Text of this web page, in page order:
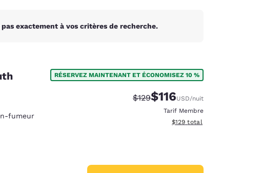
exactement à vos critères de recherche.
fumeur
RÉSERVEZ MAINTENANT ET ÉCONOMISEZ 10 %
Tarif barré :
$129Tarif réduit :
$116USD/nuit
Tarif Membre
Afficher les détails du total
$129 total